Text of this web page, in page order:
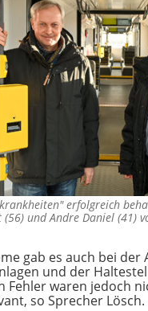
erfolgreich
(56) und Andre Daniel (41)
gab es auch bei der
und der
Fehler waren jedoch
so Sprecher Lösch.